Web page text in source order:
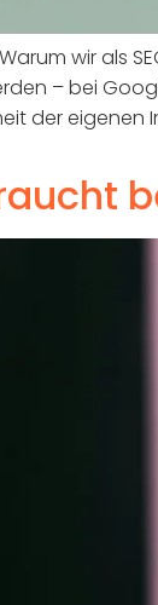
wir als
– bei
der eigenen